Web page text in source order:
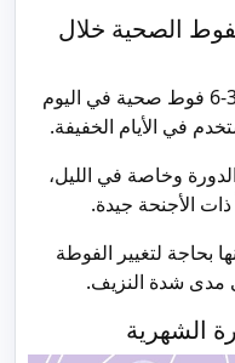
الصحية خلال
ربما تحتاج ابنتكِ إلى أن تستخدم من 3-6 فوط صحية في اليوم
في الأيام الخفيفة.
وخاصة في الليل،
الأجنحة جيدة.
بحاجة لتغيير الفوطة
الشهرية